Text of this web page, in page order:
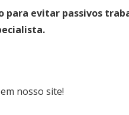
para evitar passivos
nosso site!